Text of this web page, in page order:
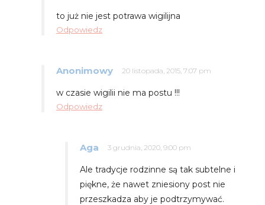
to już nie jest potrawa wigilijna
Odpowiedz
Anonimowy 20 listopada, 2015, 7:07 pm
w czasie wigilii nie ma postu !!!
Odpowiedz
Aga 3 grudnia, 2020, 9:00 pm
Ale tradycje rodzinne są tak subtelne i
piękne, że nawet zniesiony post nie
przeszkadza aby je podtrzymywać.